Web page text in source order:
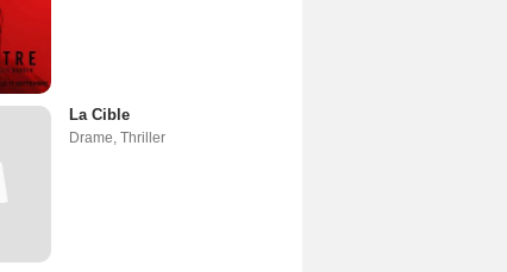
La Cible
Drame Thriller